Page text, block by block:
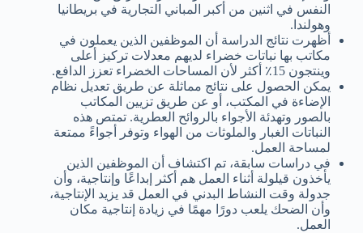
النفس في اثنين من أكبر المباني التجارية في بريطانيا
وهولندا.
أظهرت نتائج الدراسة أن الموظفين الذين يعملون في
مكاتب بها نباتات خضراء لديهم معدلات تركيز أعلى
وينتجون 15٪ أكثر لأن المساحات الخضراء تعزز الدافع.
يمكن الحصول على نتائج مماثلة عن طريق تعديل نظام
الإضاءة في المكتب، أو عن طريق تزيين المكاتب
بالصور وتهدئة الأجواء بالروائح العطرية. تمتص هذه
النباتات الغبار والملوثات من الهواء وتوفر أجواءً ممتعة
لمساحة العمل.
في دراسات سابقة، تم اكتشاف أن الموظفين الذين
يأخذون قيلولة أثناء العمل هم أكثر إبداعًا وإنتاجية، وأن
جدولة وقت النشاط البدني في العمل قد يزيد الإنتاجية،
وأن الضحك يلعب دورًا مهمًا في زيادة إنتاجية مكان
العمل.